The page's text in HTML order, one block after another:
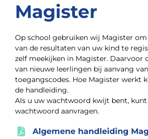
Magister
Op school gebruiken wij Magister
van de resultaten van uw kind te
zelf meekijken in Magister. Daarvoor
van nieuwe leerlingen bij aanvang
toegangscodes. Hoe Magister werkt
de handleiding.
Als u uw wachtwoord kwijt bent, kunt
wachtwoord aanvragen.
Algemene handleiding